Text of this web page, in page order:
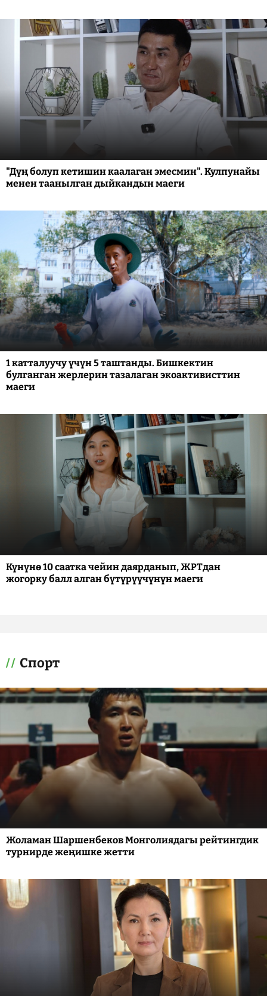
"Дүң болуп кетишин каалаган эмесмин". Кулпунайы
менен таанылган дыйкандын маеги
1 катталуучу үчүн 5 таштанды. Бишкектин
булганган жерлерин тазалаган экоактивисттин
маеги
Күнүнө 10 саатка чейин даярданып, ЖРТдан
жогорку балл алган бүтүрүүчүнүн маеги
Спорт
Жоламан Шаршенбеков Монголиядагы рейтингдик
турнирде жеңишке жетти